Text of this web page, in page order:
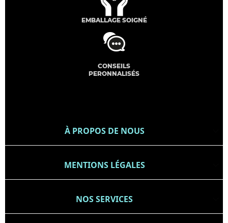
EMBALLAGE SOIGNÉ
CONSEILS
PERONNALISÉS
À PROPOS DE NOUS
MENTIONS LÉGALES
NOS SERVICES